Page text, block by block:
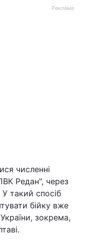
Реклама
численні
Редан", через
У такий спосіб
бійку вже
зокрема,